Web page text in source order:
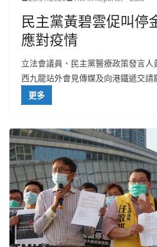
民主黨黃碧雲促叫停
應對疫情
立法會議員、民主黨醫療政策發言
西九龍站外會見傳媒及向港鐵遞交請
更多